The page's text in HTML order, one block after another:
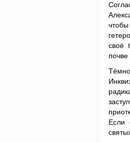
своё
почве
Если